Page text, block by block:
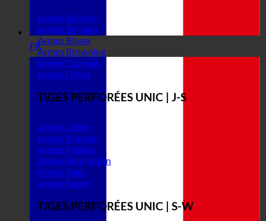
FR
Armes Beretta
Armes Bergara
Armes Blaser
Armes Browning
Armes Chapuis
Armes Heym
TIGES PERFORÉES UNIC | J-S
Armes Jakele
Armes Mauser
Armes Merkel
Armes Remington
Armes Sako
Armes Sauer
TIGES PERFORÉES UNIC | S-W